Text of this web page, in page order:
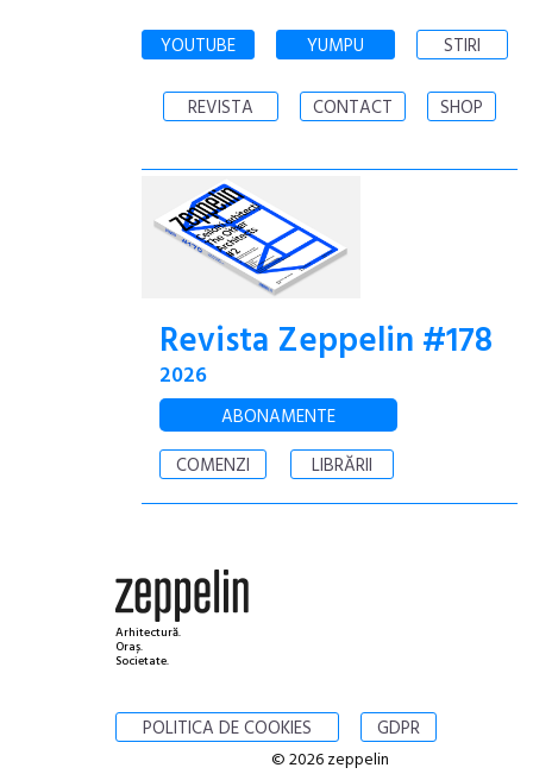
YOUTUBE YUMPU STIRI
REVISTA CONTACT SHOP
Revista Zeppelin #178
2026
ABONAMENTE
COMENZI
LIBRĂRII
Arhitectură.
Oraș.
Societate.
POLITICA DE COOKIES GDPR
© 2026 zeppelin